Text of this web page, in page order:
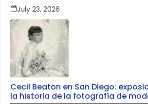
July 23, 2026
Cecil Beaton en San Diego:
la historia de la fotografía de